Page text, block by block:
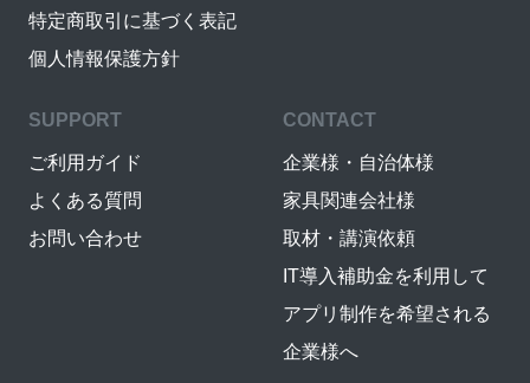
特定商取引に基づく表記
個人情報保護方針
SUPPORT
ご利用ガイド
よくある質問
お問い合わせ
CONTACT
企業様・自治体様
家具関連会社様
取材・講演依頼
IT導入補助金を利用して
アプリ制作を希望される
企業様へ